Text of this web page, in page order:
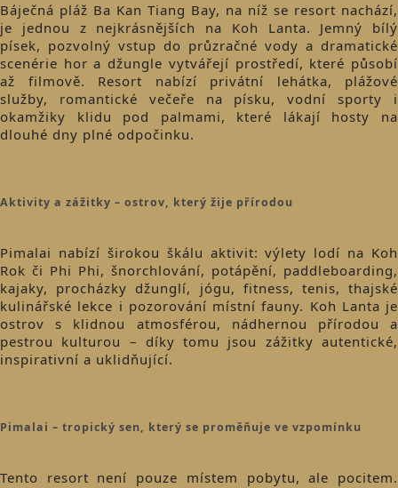
Báječná pláž Ba Kan Tiang Bay, na níž se resort nachází,
je jednou z nejkrásnějších na Koh Lanta. Jemný bílý
písek, pozvolný vstup do průzračné vody a dramatické
scenérie hor a džungle vytvářejí prostředí, které působí
až filmově. Resort nabízí privátní lehátka, plážové
služby, romantické večeře na písku, vodní sporty i
okamžiky klidu pod palmami, které lákají hosty na
dlouhé dny plné odpočinku.
Aktivity a zážitky – ostrov, který žije přírodou
Pimalai nabízí širokou škálu aktivit: výlety lodí na Koh
Rok či Phi Phi, šnorchlování, potápění, paddleboarding,
kajaky, procházky džunglí, jógu, fitness, tenis, thajské
kulinářské lekce i pozorování místní fauny. Koh Lanta je
ostrov s klidnou atmosférou, nádhernou přírodou a
pestrou kulturou – díky tomu jsou zážitky autentické,
inspirativní a uklidňující.
Pimalai – tropický sen, který se proměňuje ve vzpomínku
Tento resort není pouze místem pobytu, ale pocitem.